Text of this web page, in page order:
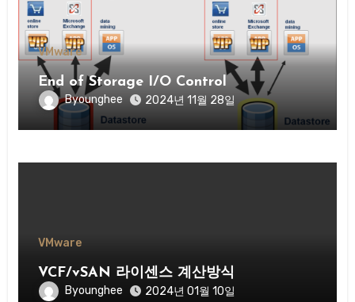
VMware
End of Storage I/O Control
Byounghee 2024년 11월 28일
VMware
VCF/vSAN 라이센스 계산방식
Byounghee 2024년 01월 10일